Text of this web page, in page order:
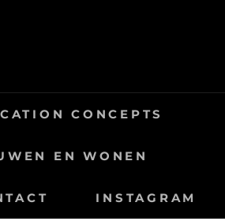
CONCEPTS
EN WONEN
INSTAGRAM